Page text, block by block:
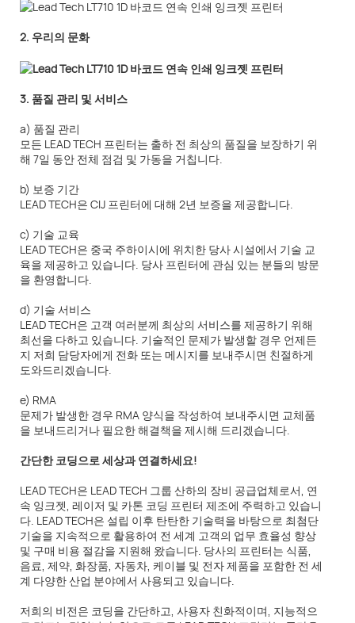
2. 우리의 문화
3. 품질 관리 및 서비스
a) 품질 관리
모든 LEAD TECH 프린터는 출하 전 최상의 품질을 보장하기 위
해 7일 동안 전체 점검 및 가동을 거칩니다.
b) 보증 기간
LEAD TECH은 CIJ 프린터에 대해 2년 보증을 제공합니다.
c) 기술 교육
LEAD TECH은 중국 주하이시에 위치한 당사 시설에서 기술 교
육을 제공하고 있습니다. 당사 프린터에 관심 있는 분들의 방문
을 환영합니다.
d) 기술 서비스
LEAD TECH은 고객 여러분께 최상의 서비스를 제공하기 위해
최선을 다하고 있습니다. 기술적인 문제가 발생할 경우 언제든
지 저희 담당자에게 전화 또는 메시지를 보내주시면 친절하게
도와드리겠습니다.
e) RMA
문제가 발생한 경우 RMA 양식을 작성하여 보내주시면 교체품
을 보내드리거나 필요한 해결책을 제시해 드리겠습니다.
간단한 코딩으로 세상과 연결하세요!
LEAD TECH은 LEAD TECH 그룹 산하의 장비 공급업체로서, 연
속 잉크젯, 레이저 및 카톤 코딩 프린터 제조에 주력하고 있습니
다. LEAD TECH은 설립 이후 탄탄한 기술력을 바탕으로 최첨단
기술을 지속적으로 활용하여 전 세계 고객의 업무 효율성 향상
및 구매 비용 절감을 지원해 왔습니다. 당사의 프린터는 식품,
음료, 제약, 화장품, 자동차, 케이블 및 전자 제품을 포함한 전 세
계 다양한 산업 분야에서 사용되고 있습니다.
저희의 비전은 코딩을 간단하고, 사용자 친화적이며, 지능적으